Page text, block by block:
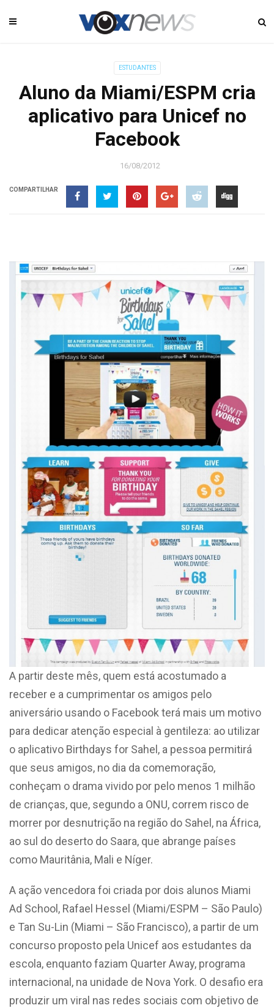
ESTUDANTES
Aluno da Miami/ESPM cria
aplicativo para Unicef no
Facebook
16/08/2012
COMPARTILHAR
A partir deste mês, quem está acostumado a
receber e a cumprimentar os amigos pelo
aniversário usando o Facebook terá mais um motivo
para dedicar atenção especial à gentileza: ao utilizar
o aplicativo Birthdays for Sahel, a pessoa permitirá
que seus amigos, no dia da comemoração,
conheçam o drama vivido por pelo menos 1 milhão
de crianças, que, segundo a ONU, correm risco de
morrer por desnutrição na região do Sahel, na África,
ao sul do deserto do Saara, que abrange países
como Mauritânia, Mali e Níger.
A ação vencedora foi criada por dois alunos Miami
Ad School, Rafael Hessel (Miami/ESPM – São Paulo)
e Tan Su-Lin (Miami – São Francisco), a partir de um
concurso proposto pela Unicef aos estudantes da
escola, enquanto faziam Quarter Away, programa
internacional, na unidade de Nova York. O desafio era
produzir um viral nas redes sociais com objetivo de